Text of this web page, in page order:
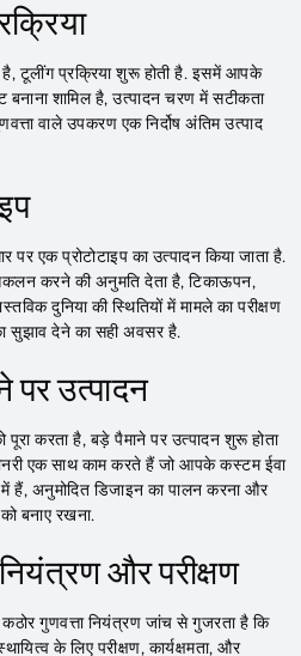
है, टूलींग प्रक्रिया शुरू होती है. इसमें आपके
शामिल है, उत्पादन चरण में सटीकता
वाले उपकरण एक निर्दोष अंतिम उत्पाद
एक प्रोटोटाइप का उत्पादन किया जाता है.
करने की अनुमति देता है, टिकाऊपन,
दुनिया की स्थितियों में मामले का परीक्षण
सुझाव देने का सही अवसर है.
उत्पादन
पूरा करता है, बड़े पैमाने पर उत्पादन शुरू होता
एक साथ काम करते हैं जो आपके कस्टम ईवा
हैं, अनुमोदित डिजाइन का पालन करना और
बनाए रखना.
और परीक्षण
गुणवत्ता नियंत्रण जांच से गुजरता है कि
के लिए परीक्षण, कार्यक्षमता, और